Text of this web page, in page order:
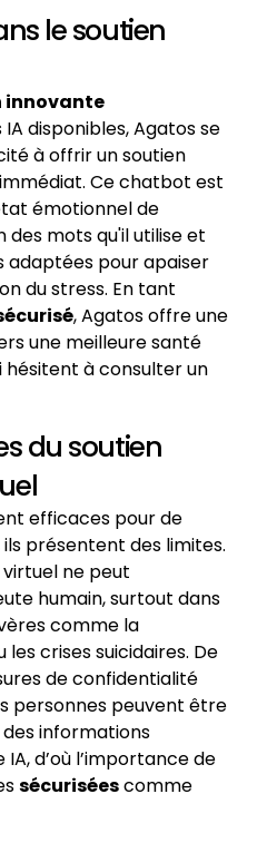
le soutien
innovante
disponibles, Agatos se
à offrir un soutien
Ce chatbot est
émotionnel de
des mots qu'il utilise et
adaptées pour apaiser
du stress. En tant
, Agatos offre une
une meilleure santé
à consulter un
du soutien
efficaces pour de
présentent des limites.
ne peut
humain, surtout dans
comme la
crises suicidaires. De
de confidentialité
personnes peuvent être
informations
d’où l’importance de
sécuriséescomme